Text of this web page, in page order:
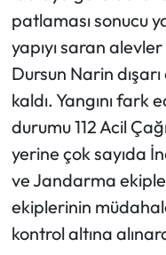
patlaması sonucu
yapıyı saran
Dursun Narin
kaldı. Yangını
durumu 112 Acil
yerine çok sayıda
ve Jandarma
ekiplerinin
kontrol altına
Mektup Galeri
Ekonomi
Sağlık
Turizm
Teknoloji